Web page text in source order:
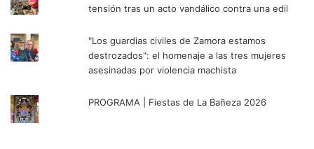
tensión tras un acto vandálico contra una edil
"Los guardias civiles de Zamora estamos
destrozados": el homenaje a las tres mujeres
asesinadas por violencia machista
PROGRAMA | Fiestas de La Bañeza 2026